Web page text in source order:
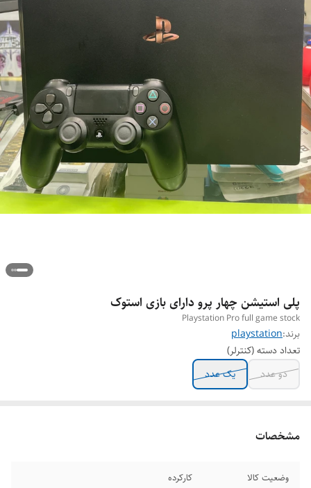
پلی استیشن چهار پرو دارای بازی استوک
Playstation Pro full game stock
برند:playstation
تعداد دسته (کنترلر)
دو عدد
یک عدد
مشخصات
وضعیت کالا کارکرده